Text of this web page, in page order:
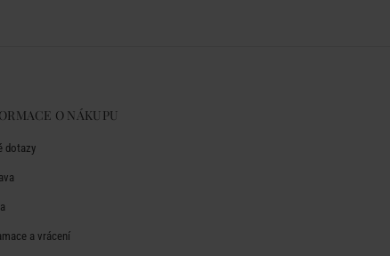
O NÁKUPU
dotazy
a vrácení